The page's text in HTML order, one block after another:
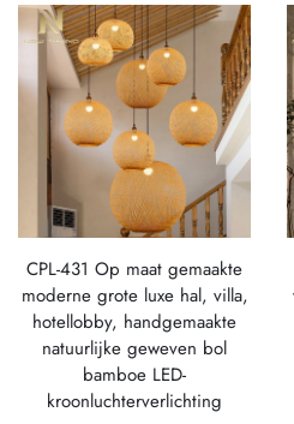
CPL-431 Op maat gemaakte
moderne grote luxe hal, villa,
hotellobby, handgemaakte
natuurlijke geweven bol
bamboe LED-
kroonluchterverlichting